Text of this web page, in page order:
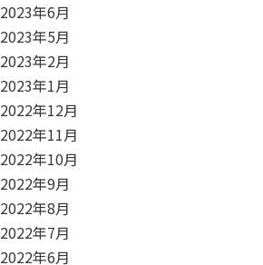
2023年6月
2023年5月
2023年2月
2023年1月
2022年12月
2022年11月
2022年10月
2022年9月
2022年8月
2022年7月
2022年6月